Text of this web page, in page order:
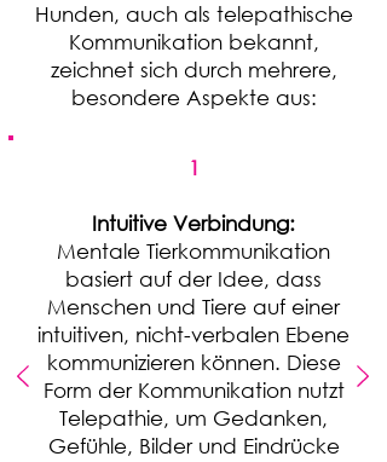
Hunden, auch als telepathische
Kommunikation bekannt,
zeichnet sich durch mehrere,
besondere Aspekte aus:
1
Intuitive Verbindung:
Mentale Tierkommunikation
basiert auf der Idee, dass
Menschen und Tiere auf einer
intuitiven, nicht-verbalen Ebene
kommunizieren können. Diese
Form der Kommunikation nutzt
Telepathie, um Gedanken,
Gefühle, Bilder und Eindrücke